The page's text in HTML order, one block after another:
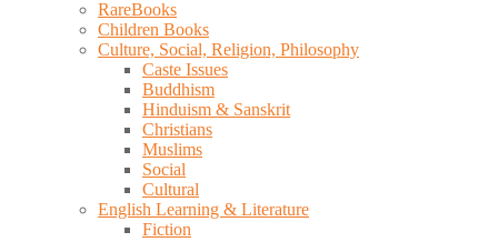
RareBooks
Children Books
Culture, Social, Religion, Philosophy
Caste Issues
Buddhism
Hinduism & Sanskrit
Christians
Muslims
Social
Cultural
English Learning & Literature
Fiction